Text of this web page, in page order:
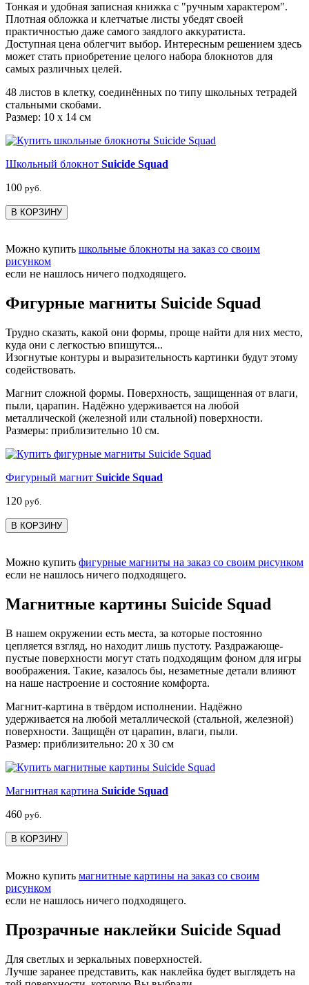
Тонкая и удобная записная книжка с "ручным характером".
Плотная обложка и клетчатые листы убедят своей
практичностью даже самого заядлого аккуратиста.
Доступная цена облегчит выбор. Интересным решением здесь
может стать приобретение целого набора блокнотов для
самых различных целей.
48 листов в клетку, соединённых по типу школьных тетрадей
стальными скобами.
Размер: 10 x 14 см
Школьный блокнот Suicide Squad
100 руб.
В КОРЗИНУ
Можно купить школьные блокноты на заказ со своим
рисунком
если не нашлось ничего подходящего.
Фигурные магниты Suicide Squad
Трудно сказать, какой они формы, проще найти для них место,
куда они с легкостью впишутся...
Изогнутые контуры и выразительность картинки будут этому
содействовать.
Магнит сложной формы. Поверхность, защищенная от влаги,
пыли, царапин. Надёжно удерживается на любой
металлической (железной или стальной) поверхности.
Размеры: приблизительно 10 см.
Фигурный магнит Suicide Squad
120 руб.
В КОРЗИНУ
Можно купить фигурные магниты на заказ со своим рисунком
если не нашлось ничего подходящего.
Магнитные картины Suicide Squad
В нашем окружении есть места, за которые постоянно
цепляется взгляд, но находит лишь пустоту. Раздражающе-
пустые поверхности могут стать подходящим фоном для игры
воображения. Такие, казалось бы, незаметные детали влияют
на наше настроение и состояние комфорта.
Магнит-картина в твёрдом исполнении. Надёжно
удерживается на любой металлической (стальной, железной)
поверхности. Защищён от царапин, влаги, пыли.
Размер: приблизительно: 20 х 30 см
Магнитная картина Suicide Squad
460 руб.
В КОРЗИНУ
Можно купить магнитные картины на заказ со своим
рисунком
если не нашлось ничего подходящего.
Прозрачные наклейки Suicide Squad
Для светлых и зеркальных поверхностей.
Лучше заранее представить, как наклейка будет выглядеть на